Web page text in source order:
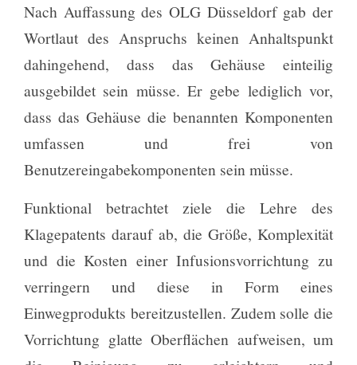
Nach Auffassung des OLG Düsseldorf gab der
Wortlaut des Anspruchs keinen Anhaltspunkt
dahingehend, dass das Gehäuse einteilig
ausgebildet sein müsse. Er gebe lediglich vor,
dass das Gehäuse die benannten Komponenten
umfassen und frei von
Benutzereingabekomponenten sein müsse.
Funktional betrachtet ziele die Lehre des
Klagepatents darauf ab, die Größe, Komplexität
und die Kosten einer Infusionsvorrichtung zu
verringern und diese in Form eines
Einwegprodukts bereitzustellen. Zudem solle die
Vorrichtung glatte Oberflächen aufweisen, um